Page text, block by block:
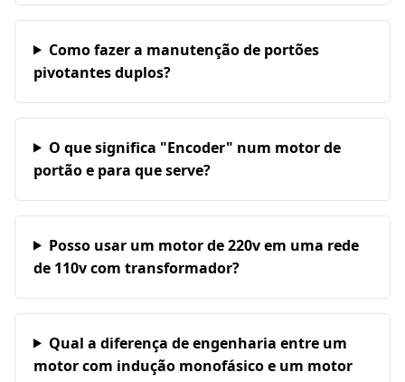
Como fazer a manutenção de portões
pivotantes duplos?
O que significa "Encoder" num motor de
portão e para que serve?
Posso usar um motor de 220v em uma rede
de 110v com transformador?
Qual a diferença de engenharia entre um
motor com indução monofásico e um motor